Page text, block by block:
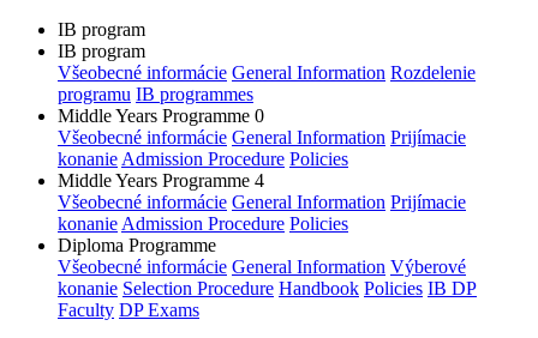
IB program
IB program
Všeobecné informácie General Information Rozdelenie
programu IB programmes
Middle Years Programme 0
Všeobecné informácie General Information Prijímacie
konanie Admission Procedure Policies
Middle Years Programme 4
Všeobecné informácie General Information Prijímacie
konanie Admission Procedure Policies
Diploma Programme
Všeobecné informácie General Information Výberové
konanie Selection Procedure Handbook Policies IB DP
Faculty DP Exams